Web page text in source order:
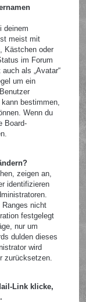
deinem
meist mit
Kästchen oder
im Forum
als „Avatar“
um ein
bestimmen,
Wenn du
Board-
zeigen an,
identifizieren
Ranges nicht
festgelegt
nur um
dulden dieses
wird
zurücksetzen.
Link klicke,